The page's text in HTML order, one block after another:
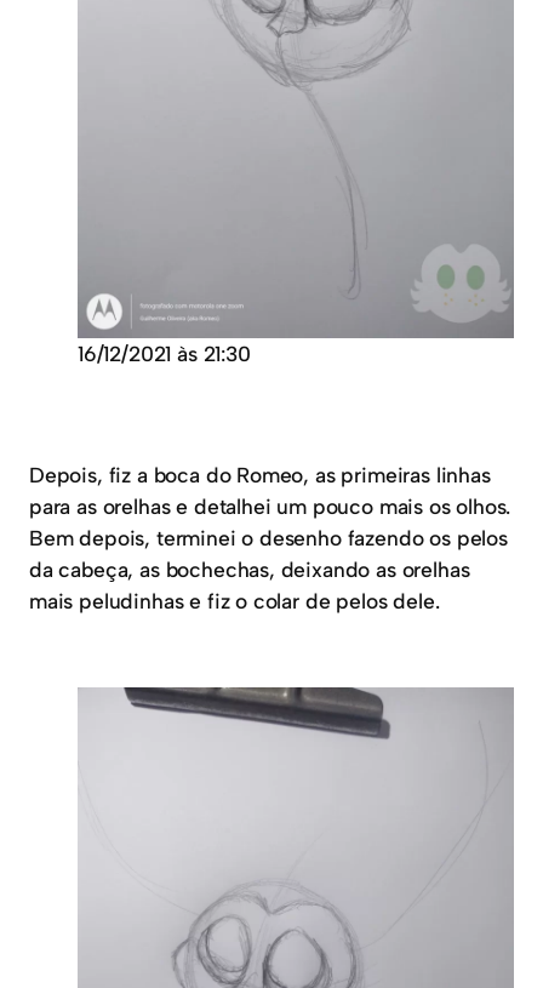
16/12/2021 às 21:30
Depois, fiz a boca do Romeo, as primeiras linhas
para as orelhas e detalhei um pouco mais os olhos.
Bem depois, terminei o desenho fazendo os pelos
da cabeça, as bochechas, deixando as orelhas
mais peludinhas e fiz o colar de pelos dele.